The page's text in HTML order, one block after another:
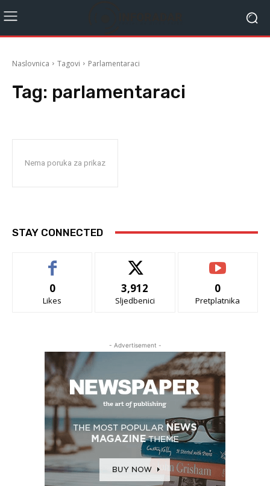
Naslovnica Tagovi Parlamentaraci
Tag: parlamentaraci
Nema poruka za prikaz
STAY CONNECTED
0
Likes
3,912
Sljedbenici
0
Pretplatnika
- Advertisement -